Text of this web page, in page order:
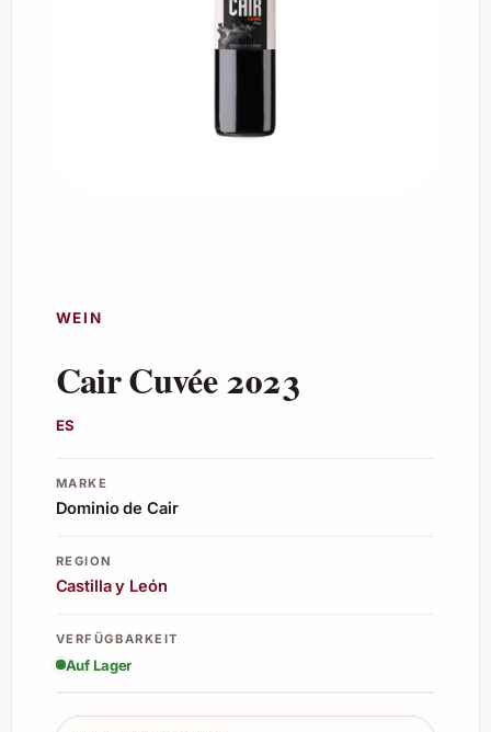
WEIN
Cair Cuvée 2023
ES
MARKE
Dominio de Cair
REGION
Castilla y León
VERFÜGBARKEIT
Auf Lager